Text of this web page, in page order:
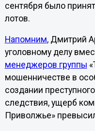
сентября было
лотов.
Напомним, Дмитрий
уголовному делу
менеджеров группы
мошенничестве в
создании
следствия, ущерб
Приволжье»